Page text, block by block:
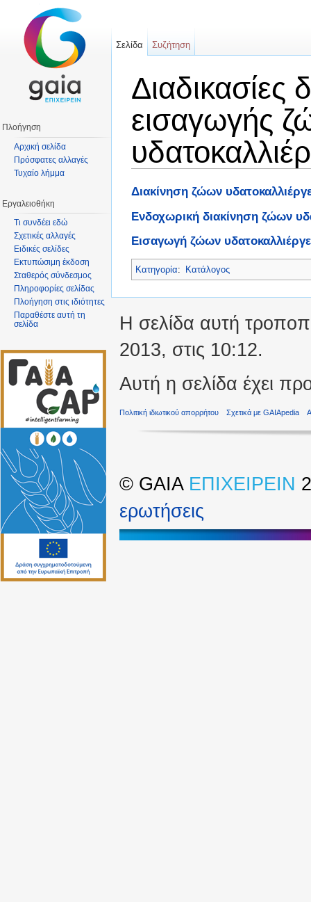
Διαδικασίες
εισαγωγής
Διακίνηση ζώων
Ενδοχωρική διακίνηση ζώων
Εισαγωγή ζώων
Κατηγορία: Κατάλογος
Σελίδα Συζήτηση
Πλοήγηση
Αρχική σελίδα
Πρόσφατες αλλαγές
Τυχαίο λήμμα
Εργαλειοθήκη
Τι συνδέει εδώ
Σχετικές αλλαγές
Ειδικές σελίδες
Εκτυπώσιμη έκδοση
Σταθερός σύνδεσμος
Πληροφορίες σελίδας
Πλοήγηση στις ιδιότητες
Παραθέστε αυτή τη
σελίδα
Η σελίδα αυτή
2013, στις 10:12.
Αυτή η σελίδα έχει
Πολιτική ιδιωτικού απορρήτου Σχετικά με GAIApedia
© GAIA ΕΠΙΧΕΙΡΕΙΝ
ερωτήσεις